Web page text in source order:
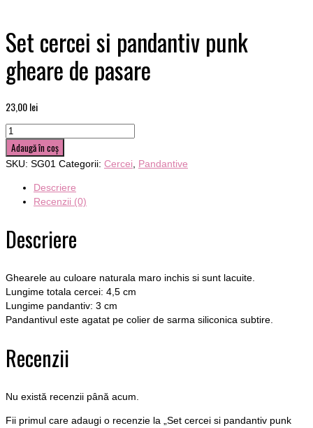
Set cercei si pandantiv punk
gheare de pasare
23,00lei
Cantitate
Set
cercei
pandantiv
punk
pasare
Adaugă în coș
SKU: SG01 Categorii: Cercei Pandantive
Descriere
Recenzii (0)
Descriere
Ghearele au culoare naturala maro inchis si sunt lacuite.
Lungime totala cercei: 4,5 cm
Lungime pandantiv: 3 cm
Pandantivul este agatat pe colier de sarma siliconica subtire.
Recenzii
Nu există recenzii până acum.
Fii primul care adaugi o recenzie la „Set cercei si pandantiv punk